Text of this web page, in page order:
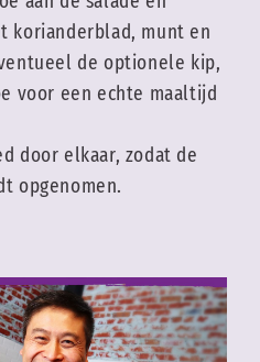
korianderblad, munt en
de optionele kip,
voor een echte maaltijd
door elkaar, zodat de
opgenomen.